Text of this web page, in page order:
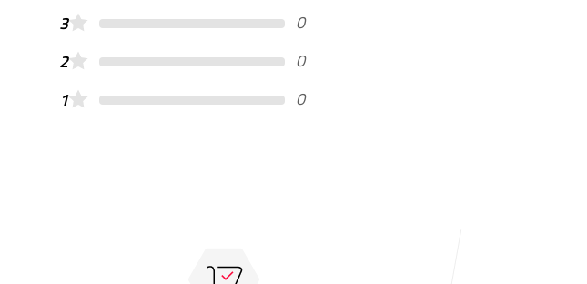
3
0
2
0
1
0